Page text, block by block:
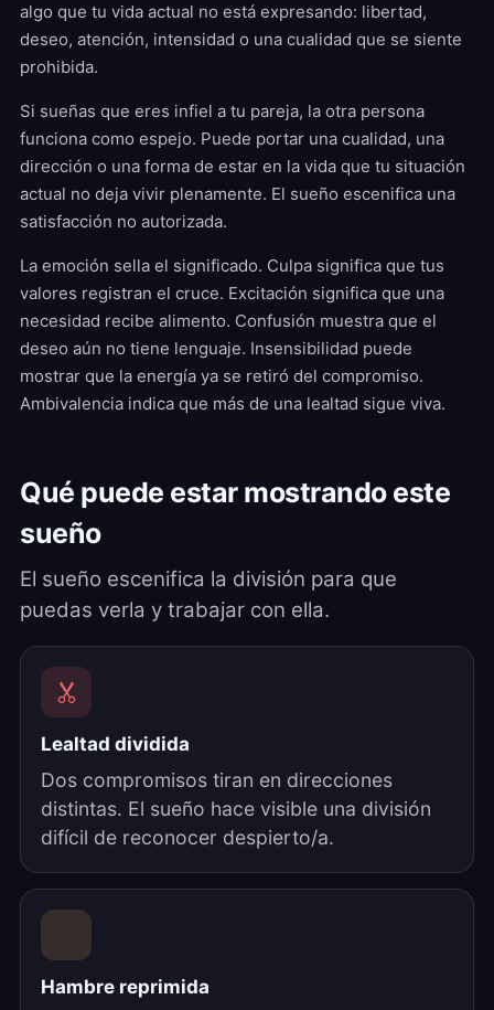
algo que tu vida actual no está expresando: libertad,
deseo, atención, intensidad o una cualidad que se siente
prohibida.
Si sueñas que eres infiel a tu pareja, la otra persona
funciona como espejo. Puede portar una cualidad, una
dirección o una forma de estar en la vida que tu situación
actual no deja vivir plenamente. El sueño escenifica una
satisfacción no autorizada.
La emoción sella el significado. Culpa significa que tus
valores registran el cruce. Excitación significa que una
necesidad recibe alimento. Confusión muestra que el
deseo aún no tiene lenguaje. Insensibilidad puede
mostrar que la energía ya se retiró del compromiso.
Ambivalencia indica que más de una lealtad sigue viva.
Qué puede estar mostrando este
sueño
El sueño escenifica la división para que
puedas verla y trabajar con ella.
Lealtad dividida
Dos compromisos tiran en direcciones
distintas. El sueño hace visible una división
difícil de reconocer despierto/a.
Hambre reprimida